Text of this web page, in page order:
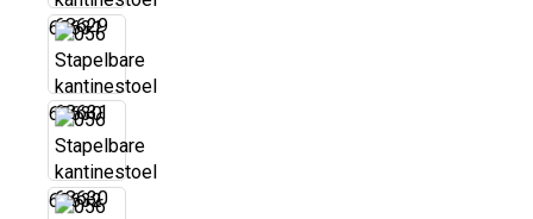
68631
68630
68632